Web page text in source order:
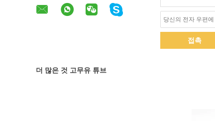
접촉
더 많은 것 고무유 튜브